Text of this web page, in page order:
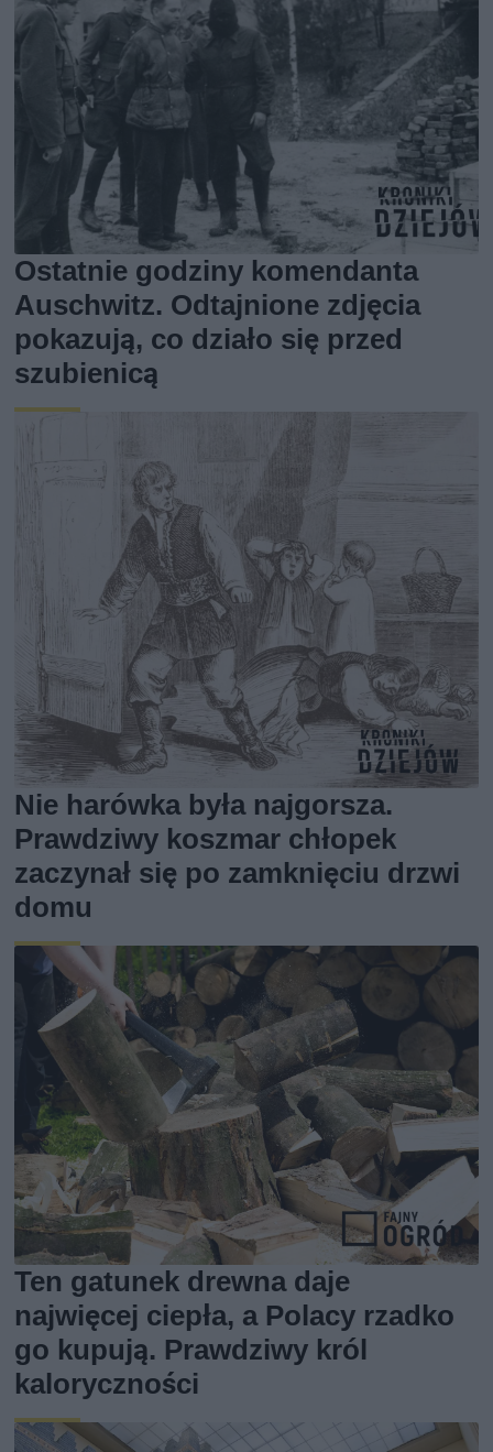
Ostatnie godziny komendanta
Auschwitz. Odtajnione zdjęcia
pokazują, co działo się przed
szubienicą
Nie harówka była najgorsza.
Prawdziwy koszmar chłopek
zaczynał się po zamknięciu drzwi
domu
Ten gatunek drewna daje
najwięcej ciepła, a Polacy rzadko
go kupują. Prawdziwy król
kaloryczności